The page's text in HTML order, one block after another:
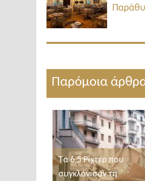
Παρόμοια
Τα 6,5 Ρίχτερ που
συγκλόνισαν τη